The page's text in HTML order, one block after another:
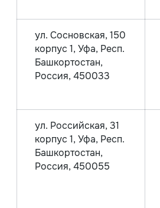
ул. Сосновская, 150
корпус 1, Уфа, Респ.
Башкортостан,
Россия, 450033
ул. Российская, 31
корпус 1, Уфа, Респ.
Башкортостан,
Россия, 450055